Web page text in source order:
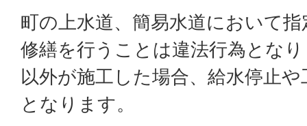
町の上水道、簡易水道において
修繕を行うことは違法行為とな
以外が施工した場合、給水停止
となります。